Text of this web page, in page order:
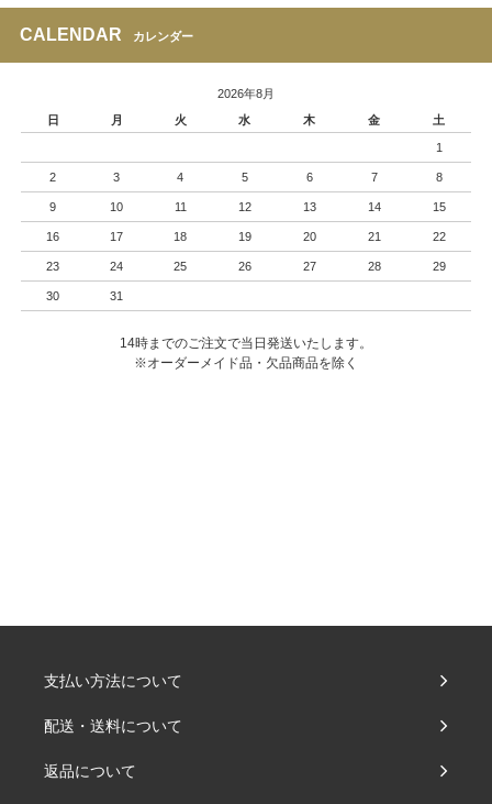
CALENDAR カレンダー
2026年8月
日
月 火 水 木 金 土
1
2 3 4 5 6 7 8
9 10 11 12 13 14 15
16 17 18 19 20 21 22
23 24 25 26 27 28 29
30 31
14時までのご注文で当日発送いたします。
※オーダーメイド品・欠品商品を除く
支払い方法について
配送・送料について
返品について